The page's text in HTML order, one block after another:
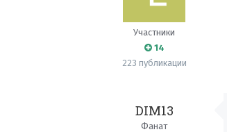
Участники
14
223 публикации
DIM13
Фанат